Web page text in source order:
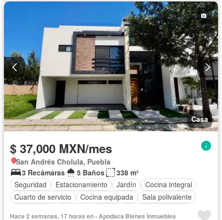
Casa
$ 37,000 MXN/mes
San Andrés Cholula, Puebla
3 Recámaras
5 Baños
338 m²
Seguridad
Estacionamiento Jardín
Cocina integral
Cuarto de servicio
Cocina equipada
Sala polivalente
Hace 2 semanas, 17 horas en - Apodaca Bienes Inmuebles